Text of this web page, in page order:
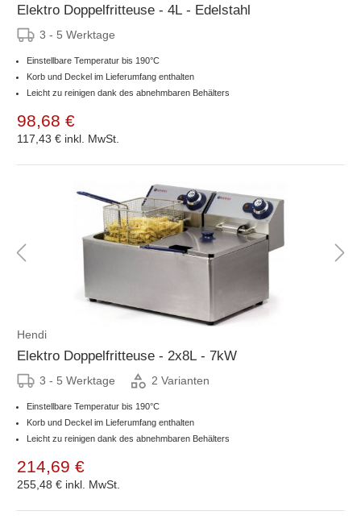
Elektro Doppelfritteuse - 4L - Edelstahl
3 - 5 Werktage
Einstellbare Temperatur bis 190°C
Korb und Deckel im Lieferumfang enthalten
Leicht zu reinigen dank des abnehmbaren Behälters
98,68 €
117,43 € inkl. MwSt.
Hendi
Elektro Doppelfritteuse - 2x8L - 7kW
3 - 5 Werktage 2 Varianten
Einstellbare Temperatur bis 190°C
Korb und Deckel im Lieferumfang enthalten
Leicht zu reinigen dank des abnehmbaren Behälters
214,69 €
255,48 € inkl. MwSt.